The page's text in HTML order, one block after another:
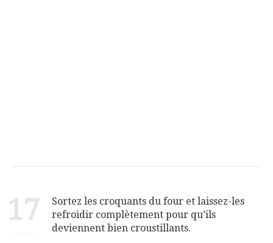
17
Sortez les croquants du four et laissez-les
refroidir complètement pour qu’ils
deviennent bien croustillants.